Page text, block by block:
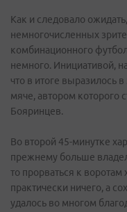
Как и следовало
немногочисленных
комбинационного
немного. Инициативой,
что в итоге выразилось
мяче, автором которого
Бояринцев.
Во второй 45-минутке
прежнему больше
то прорваться к
практически ничего, а
удалось во многом